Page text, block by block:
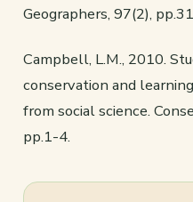
Geographers, 97(2),
Campbell, L.M., 2010.
conservation and
from social science.
pp.1-4.